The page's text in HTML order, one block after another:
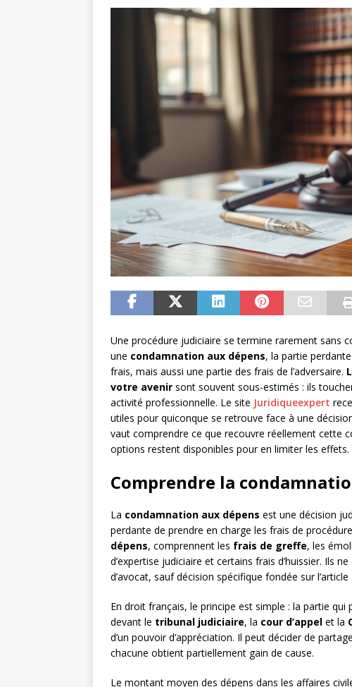
Une procédure judiciaire se termine rarement sans
une condamnation aux dépens, la partie
frais, mais aussi une partie des frais de l’adversaire.
votre avenir sont souvent sous-estimés : ils
activité professionnelle. Le site Juridiqueexpert
utiles pour quiconque se retrouve face à une
vaut comprendre ce que recouvre réellement cette
options restent disponibles pour en limiter les effets.
Comprendre la
La condamnation aux dépens est une décision
perdante de prendre en charge les frais de
dépens, comprennent les frais de greffe, les
d’expertise judiciaire et certains frais d’huissier. Ils
d’avocat, sauf décision spécifique fondée sur l’article
En droit français, le principe est simple : la partie qui
devant le tribunal judiciaire, la cour d’appel et la
d’un pouvoir d’appréciation. Il peut décider de
chacune obtient partiellement gain de cause.
Le montant moyen des dépens dans les affaires